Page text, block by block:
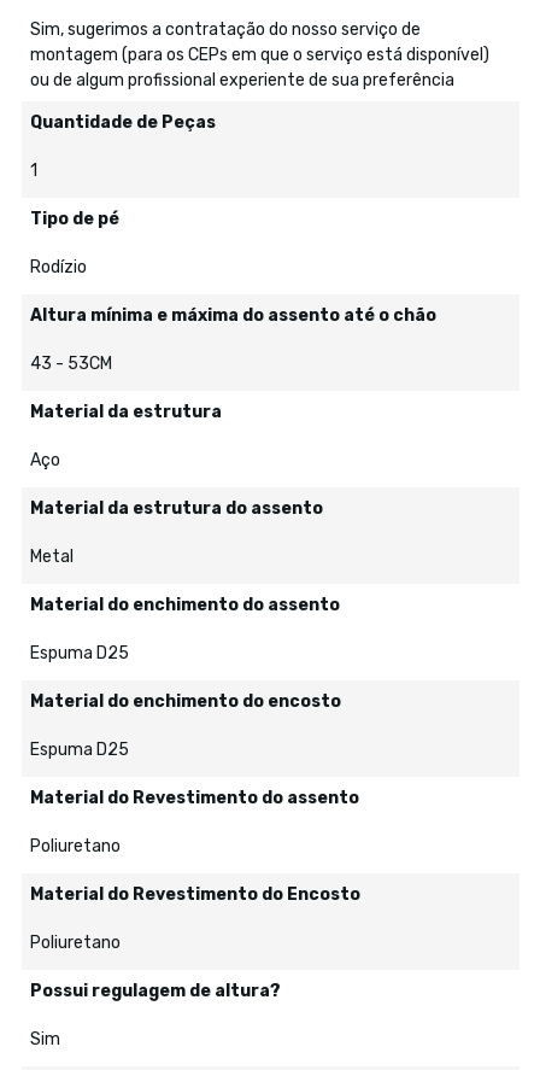
Sim, sugerimos a contratação do nosso serviço de
montagem (para os CEPs em que o serviço está disponível)
ou de algum profissional experiente de sua preferência
Quantidade de Peças
1
Tipo de pé
Rodízio
Altura mínima e máxima do assento até o chão
43 - 53CM
Material da estrutura
Aço
Material da estrutura do assento
Metal
Material do enchimento do assento
Espuma D25
Material do enchimento do encosto
Espuma D25
Material do Revestimento do assento
Poliuretano
Material do Revestimento do Encosto
Poliuretano
Possui regulagem de altura?
Sim